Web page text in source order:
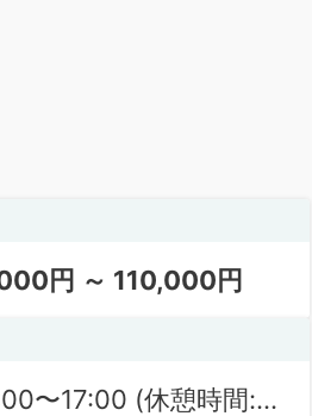
円 ～ 110,000円
〜17:00 (休憩時間: